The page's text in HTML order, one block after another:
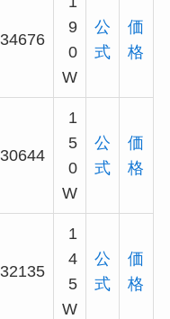
34676
9
0
W
公
式
価
格
30644
1
5
0
W
公
式
価
格
32135
1
4
5
W
公
式
価
格